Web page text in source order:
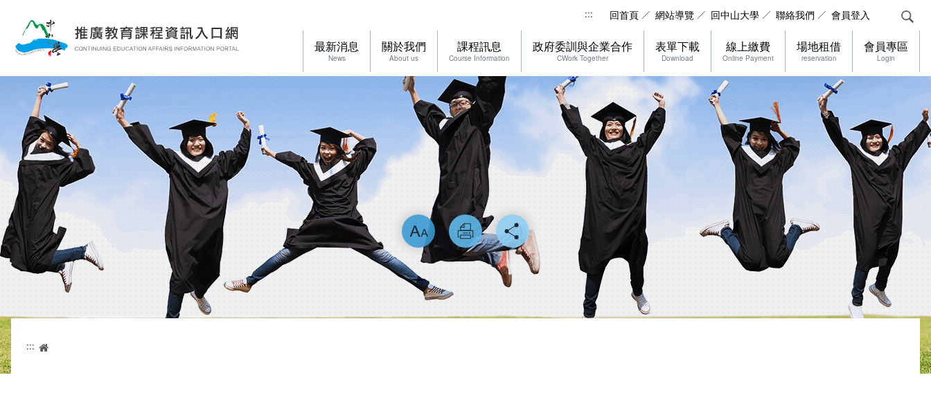
::: 回首頁 網站導覽 回中山大學 聯絡我們 會員登入
最新消息
News
關於我們
About us
課程訊息
Course Information
政府委訓與企業合作
CWork Together
表單下載
Download
線上繳費
Online Payment
場地租借
reservation
會員專區
Login
略過字型切換，社群分享工具列
:::